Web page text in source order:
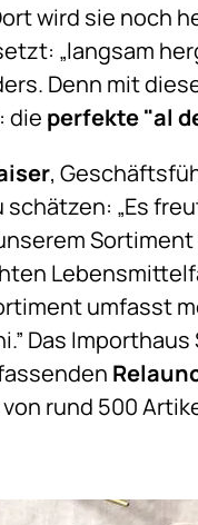
wird sie noch
„langsam
Denn mit
die perfekte "al
,
schätzen: „Es
umfasst
Das
rund 500